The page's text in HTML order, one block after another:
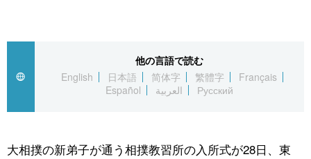
العربية
社会
旅と暮らし
社会
文化
科学・技術
暮らし
お知らせ
他の言語で読む
English
日本語 简体字 繁體字
Français
Español
العربية Русский
大相撲の新弟子が通う相撲教習所の入所式が28日、東